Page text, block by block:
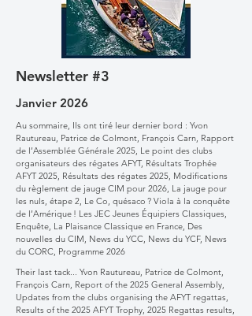
Newsletter #3
Janvier 2026
Au sommaire, Ils ont tiré leur dernier bord : Yvon
Rautureau, Patrice de Colmont, François Carn, Rapport
de l’Assemblée Générale 2025, Le point des clubs
organisateurs des régates AFYT, Résultats Trophée
AFYT 2025, Résultats des régates 2025, Modifications
du règlement de jauge CIM pour 2026, La jauge pour
les nuls, étape 2, Le Co, quésaco ? Viola à la conquête
de l’Amérique ! Les JEC Jeunes Équipiers Classiques,
Enquête, La Plaisance Classique en France, Des
nouvelles du CIM, News du YCC, News du YCF, News
du CORC, Programme 2026
Their last tack... Yvon Rautureau, Patrice de Colmont,
François Carn, Report of the 2025 General Assembly,
Updates from the clubs organising the AFYT regattas,
Results of the 2025 AFYT Trophy, 2025 Regattas results,